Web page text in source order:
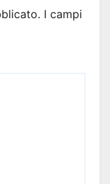
I campi